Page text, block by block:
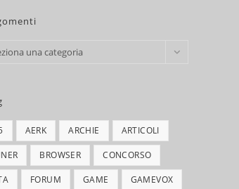
una categoria
AERK ARCHIE ARTICOLI
BROWSER CONCORSO
FORUM GAME GAMEVOX